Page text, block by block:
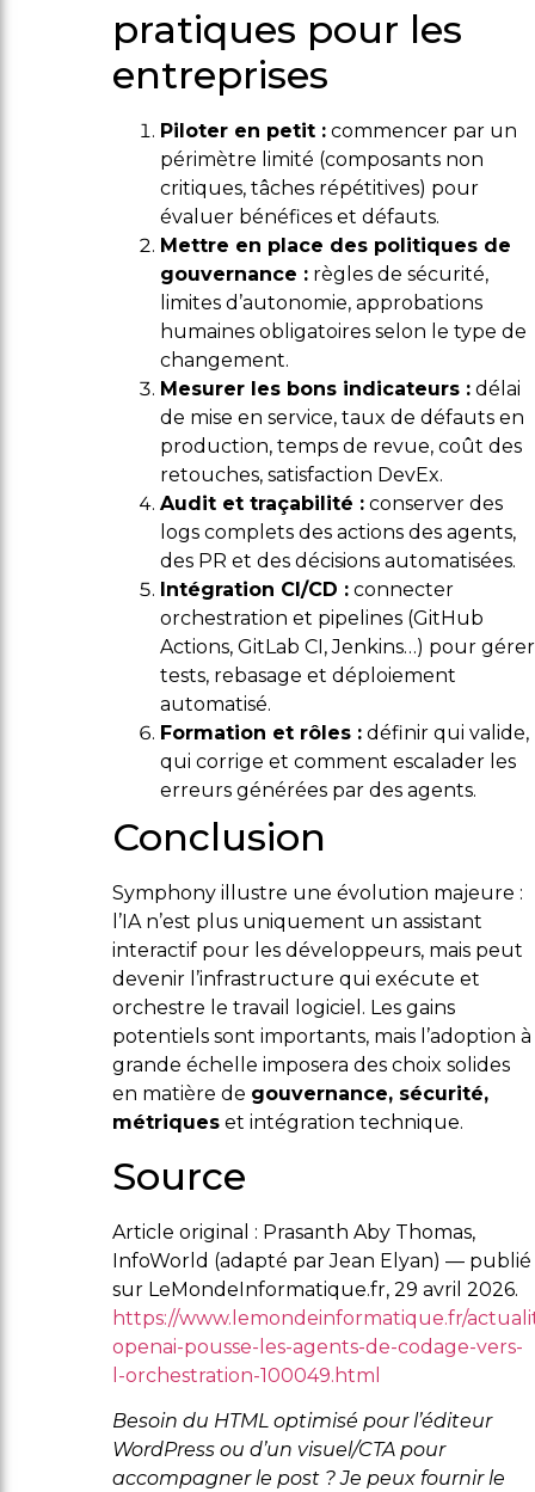
pratiques pour les
entreprises
Piloter en petit : commencer par un
périmètre limité (composants non
critiques, tâches répétitives) pour
évaluer bénéfices et défauts.
Mettre en place des politiques de
gouvernance : règles de sécurité,
limites d’autonomie, approbations
humaines obligatoires selon le type de
changement.
Mesurer les bons indicateurs : délai
de mise en service, taux de défauts en
production, temps de revue, coût des
retouches, satisfaction DevEx.
Audit et traçabilité : conserver des
logs complets des actions des agents,
des PR et des décisions automatisées.
Intégration CI/CD : connecter
orchestration et pipelines (GitHub
Actions, GitLab CI, Jenkins…) pour gérer
tests, rebasage et déploiement
automatisé.
Formation et rôles : définir qui valide,
qui corrige et comment escalader les
erreurs générées par des agents.
Conclusion
Symphony illustre une évolution majeure :
l’IA n’est plus uniquement un assistant
interactif pour les développeurs, mais peut
devenir l’infrastructure qui exécute et
orchestre le travail logiciel. Les gains
potentiels sont importants, mais l’adoption à
grande échelle imposera des choix solides
en matière de gouvernance, sécurité,
métriques et intégration technique.
Source
Article original : Prasanth Aby Thomas,
InfoWorld (adapté par Jean Elyan) — publié
sur LeMondeInformatique.fr, 29 avril 2026.
https://www.lemondeinformatique.fr/
openai-pousse-les-agents-de-codage-vers-
l-orchestration-100049.html
Besoin du HTML optimisé pour l’éditeur
WordPress ou d’un visuel/CTA pour
accompagner le post ? Je peux fournir le